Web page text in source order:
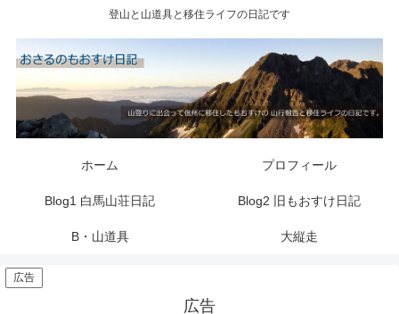
登山と山道具と移住ライフの日記です
ホーム プロフィール
Blog1 白馬山荘日記 Blog2 旧もおすけ日記
B・山道具 大縦走
広告
広告